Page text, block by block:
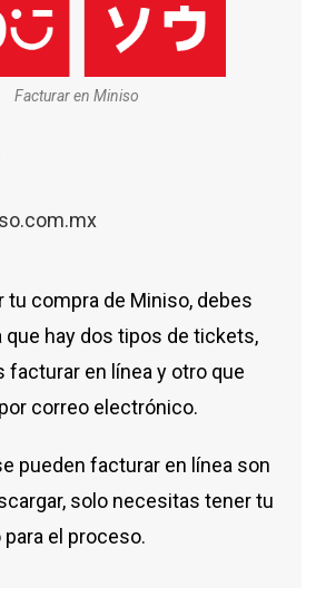
Facturar en Miniso
tu compra de Miniso, debes
que hay dos tipos de tickets,
facturar en línea y otro que
correo electrónico.
pueden facturar en línea son
solo necesitas tener tu
el proceso.